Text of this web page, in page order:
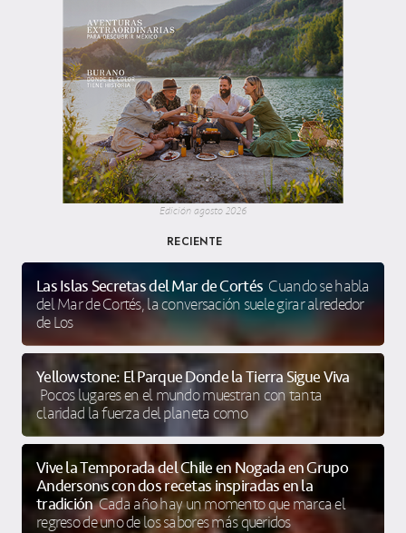
Edición agosto 2026
RECIENTE
Las Islas Secretas del Mar de Cortés Cuando se habla
del Mar de Cortés, la conversación suele girar alrededor
de Los
Yellowstone: El Parque Donde la Tierra Sigue Viva
Pocos lugares en el mundo muestran con tanta
claridad la fuerza del planeta como
Vive la Temporada del Chile en Nogada en Grupo
Anderson’s con dos recetas inspiradas en la
tradición Cada año hay un momento que marca el
regreso de uno de los sabores más queridos